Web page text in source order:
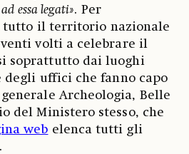
essa legati». Per
tutto il territorio nazionale
volti a celebrare il
soprattutto dai luoghi
degli uffici che fanno capo
Archeologia, Belle
del Ministero stesso, che
web elenca tutti gli